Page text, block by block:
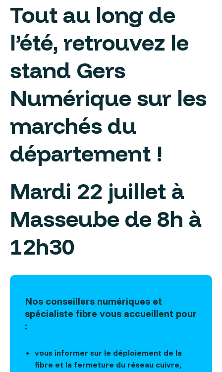
Tout au long de
l’été, retrouvez le
stand Gers
Numérique sur les
marchés du
département !
Mardi 22 juillet à
Masseube de 8h à
12h30
Nos conseillers numériques et
spécialiste fibre vous accueillent pour
:
vous informer sur le déploiement de la
fibre et la fermeture du réseau cuivre,